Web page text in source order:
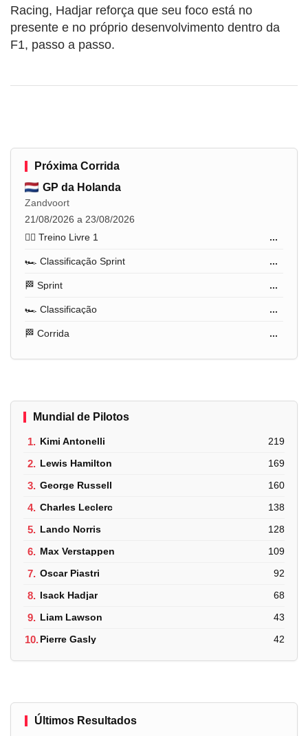
Racing, Hadjar reforça que seu foco está no
presente e no próprio desenvolvimento dentro da
F1, passo a passo.
Próxima Corrida
GP da Holanda
Zandvoort
21/08/2026 a 23/08/2026
🏋️‍♂️ Treino Livre 1
...
🏎️ Classificação Sprint ...
🏁 Sprint ...
🏎️ Classificação ...
🏁 Corrida ...
Mundial de Pilotos
1. Kimi Antonelli 219
2. Lewis Hamilton 169
3. George Russell 160
4. Charles Leclerc 138
5. Lando Norris 128
6. Max Verstappen 109
7. Oscar Piastri 92
8. Isack Hadjar 68
9. Liam Lawson 43
10.Pierre Gasly 42
Últimos Resultados